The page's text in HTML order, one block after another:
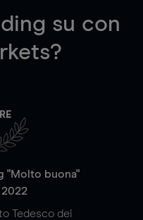
su con
"Molto buona"
2022
Tedesco dei